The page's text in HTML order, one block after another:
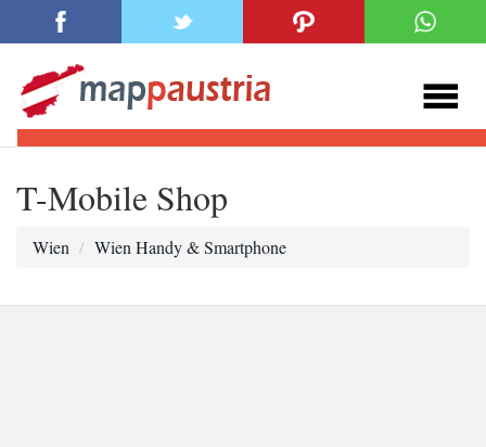
T-Mobile Shop
Wien Wien Handy & Smartphone